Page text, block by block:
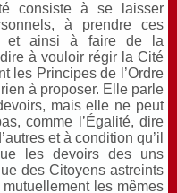
consiste à se laisser
à prendre ces
et ainsi à faire de la
à vouloir régir la Cité
les Principes de l’Ordre
à proposer. Elle parle
mais elle ne peut
comme l’Égalité, dire
et à condition qu’il
les devoirs des uns
des Citoyens astreints
les mêmes